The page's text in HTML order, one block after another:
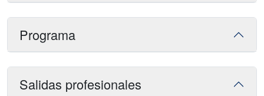
Programa
Salidas profesionales